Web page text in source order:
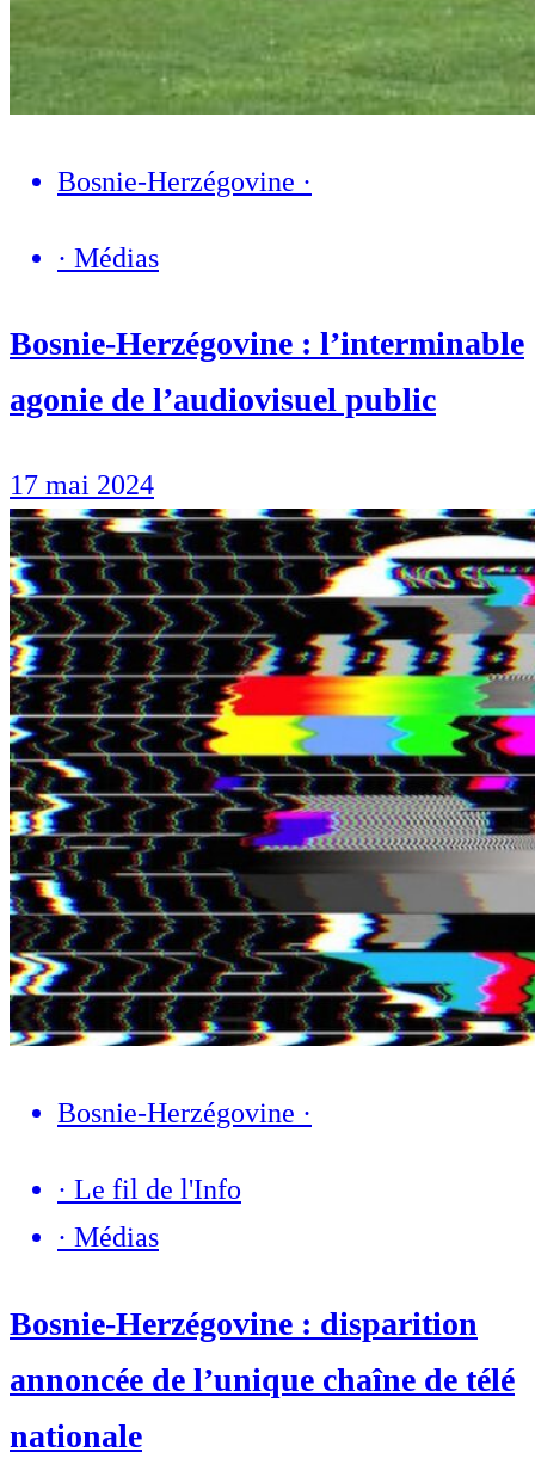
Bosnie-Herzégovine ·
· Médias
Bosnie-Herzégovine : l’interminable
agonie de l’audiovisuel public
17 mai 2024
Bosnie-Herzégovine ·
· Le fil de l'Info
· Médias
Bosnie-Herzégovine : disparition
annoncée de l’unique chaîne de télé
nationale